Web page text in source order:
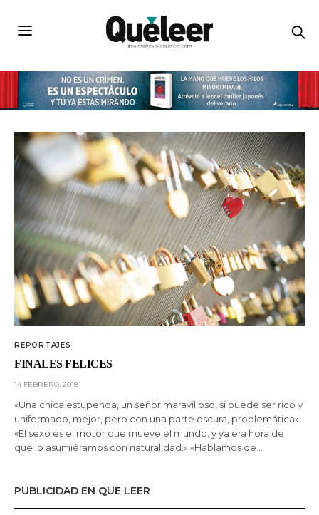
REPORTAJES
FINALES FELICES
14 FEBRERO, 2018
«Una chica estupenda, un señor maravilloso, si puede ser rico y
uniformado, mejor, pero con una parte oscura, problemática»
«El sexo es el motor que mueve el mundo, y ya era hora de
que lo asumiéramos con naturalidad.» «Hablamos de…
PUBLICIDAD EN QUE LEER